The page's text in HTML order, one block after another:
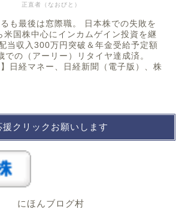
正直者（なおびと）
も最後は窓際職。 日本株での失敗を
国株中心にインカムゲイン投資を継
当収入300万円突破＆年金受給予定額
での（アーリー）リタイヤ達成済。
】日経マネー、日経新聞（電子版）、株
援クリックお願いします
にほんブログ村